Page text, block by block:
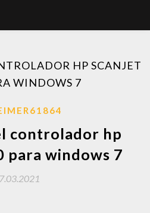
HP SCANJET
WINDOWS 7
controlador hp
para windows 7